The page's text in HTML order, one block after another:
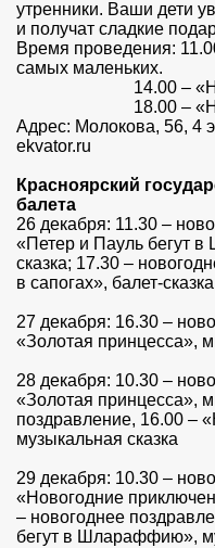
утренники. Ваши дети
и получат сладкие
Время проведения:
самых маленьких.
14.00 – «Новый
18.00 – «Новый
Адрес: Молокова, 56, 4
ekvator.ru
Красноярский
балета
26 декабря: 11.30 –
«Петер и Пауль бегут
сказка; 17.30 –
в сапогах», балет-сказка
27 декабря: 16.30 –
«Золотая принцесса»,
28 декабря: 10.30 –
«Золотая принцесса»,
поздравление, 16.00 –
музыкальная сказка
29 декабря: 10.30 –
«Новогодние
– новогоднее
бегут в Шлараффию»,